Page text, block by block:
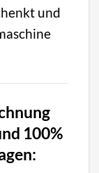
und
100%